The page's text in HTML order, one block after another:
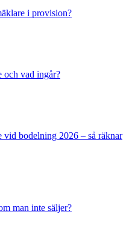
i provision?
och vad ingår?
bodelning 2026 – så räknar
man inte säljer?